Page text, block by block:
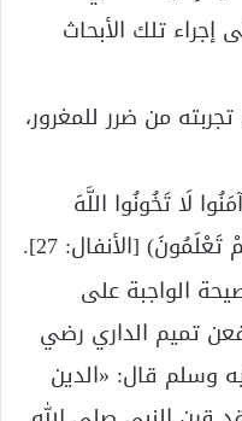
تلك الأبحاث
من ضرر للمغرور،
لَا تَخُونُوا اللَّهَ
[الأنفال: 27].
الواجبة على
تميم الداري رضي
وسلم قال: «الدين